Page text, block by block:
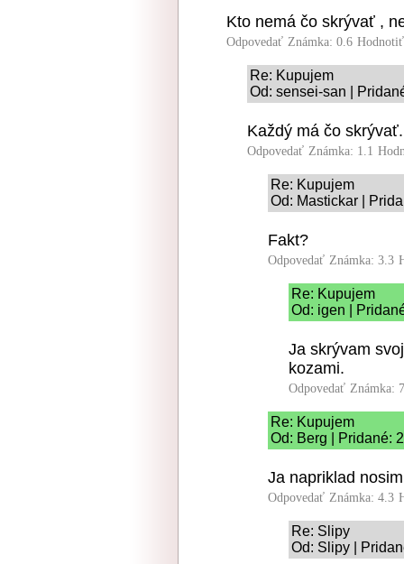
Kto nemá čo skrývať ,
Odpovedať Známka: 0.6
Re: Kupujem
Od: sensei-san |
Každý má čo skrývať.
Odpovedať Známka: 1.1
Re: Kupujem
Od: Mastickar |
Fakt?
Odpovedať Známka: 3.3
Re: Kupujem
Od: igen |
Ja skrývam
kozami.
Odpovedať Známka:
Re: Kupujem
Od: Berg | Pridané:
Ja napriklad
Odpovedať Známka: 4.3
Re: Slipy
Od: Slipy |